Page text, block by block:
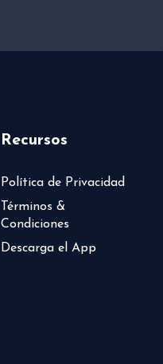
Recursos
Política de Privacidad
Términos &
Condiciones
Descarga el App